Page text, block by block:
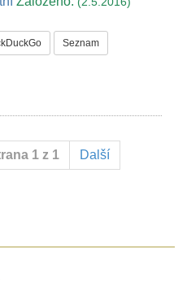
Seznam
1 z 1 Další